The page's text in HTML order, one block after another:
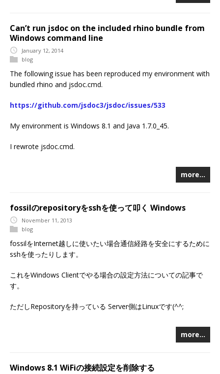
Can’t run jsdoc on the included rhino bundle from
Windows command line
January 12, 2014
blog
The following issue has been reproduced my environment with
bundled rhino and jsdoc.cmd.
https://github.com/jsdoc3/jsdoc/issues/533
My environment is Windows 8.1 and Java 1.7.0_45.
I rewrote jsdoc.cmd.
more…
fossilのrepositoryをsshを使って叩く Windows
November 11, 2013
blog
fossilをInternet越しに使いたい場合通信経路を安全にするために
sshを使ったりします。
これをWindows Clientでやる場合の設定方法についての記事で
す。
ただしRepositoryを持っている Server側はLinuxです(^^;
more…
Windows 8.1 WiFiの接続設定を削除する